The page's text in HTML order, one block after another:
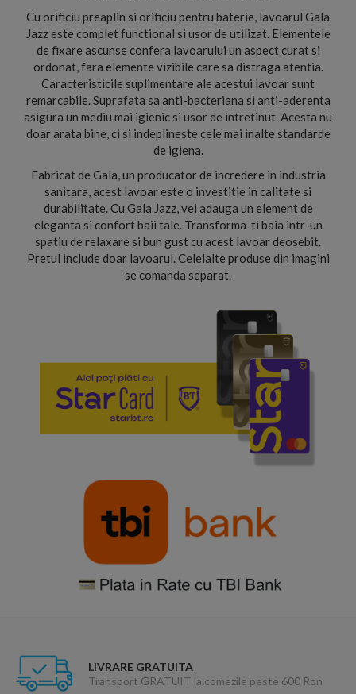
Cu orificiu preaplin si orificiu pentru baterie, lavoarul Gala
Jazz este complet functional si usor de utilizat. Elementele
de fixare ascunse confera lavoarului un aspect curat si
ordonat, fara elemente vizibile care sa distraga atentia.
Caracteristicile suplimentare ale acestui lavoar sunt
remarcabile. Suprafata sa anti-bacteriana si anti-aderenta
asigura un mediu mai igienic si usor de intretinut. Acesta nu
doar arata bine, ci si indeplineste cele mai inalte standarde
de igiena.
Fabricat de Gala, un producator de incredere in industria
sanitara, acest lavoar este o investitie in calitate si
durabilitate. Cu Gala Jazz, vei adauga un element de
eleganta si confort baii tale. Transforma-ti baia intr-un
spatiu de relaxare si bun gust cu acest lavoar deosebit.
Pretul include doar lavoarul. Celelalte produse din imagini
se comanda separat.
LIVRARE GRATUITA
Transport GRATUIT la comezile peste 600 Ron